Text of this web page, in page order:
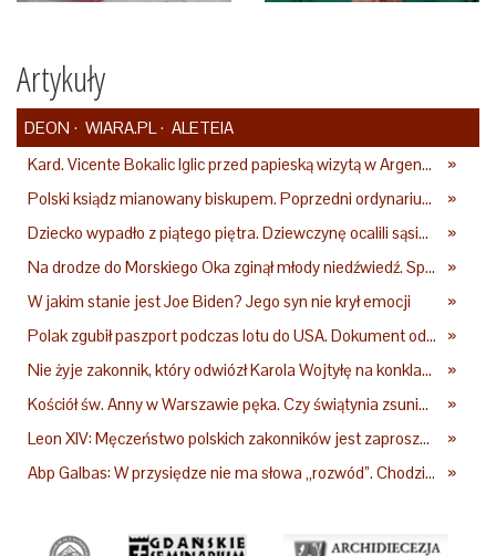
Artykuły
DEON WIARA.PL
ALETEIA
»
Kard. Vicente Bokalic Iglic przed papieską wizytą w Argentynie: Nasz pokorny lud kocha papieża
»
Polski ksiądz mianowany biskupem. Poprzedni ordynariusz zrezygnował
»
Dziecko wypadło z piątego piętra. Dziewczynę ocalili sąsiedzi
»
Na drodze do Morskiego Oka zginął młody niedźwiedź. Sprawę bada Policja i TPN
»
W jakim stanie jest Joe Biden? Jego syn nie krył emocji
»
Polak zgubił paszport podczas lotu do USA. Dokument odnalazł się w nietypowym miejscu
»
Nie żyje zakonnik, który odwiózł Karola Wojtyłę na konklawe. Jan Paweł II nazywał go "winowajcą"
»
Kościół św. Anny w Warszawie pęka. Czy świątynia zsunie się ze skarpy?
»
Leon XIV: Męczeństwo polskich zakonników jest zaproszeniem do jedności i misji całego Kościoła
»
Abp Galbas: W przysiędze nie ma słowa „rozwód”. Chodzi o to, że „cię nie opuszczę”